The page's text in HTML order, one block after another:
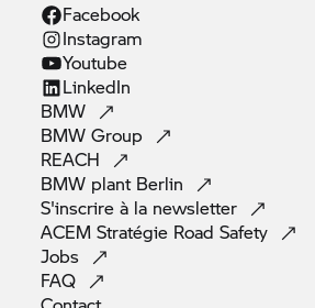
Facebook
Instagram
Youtube
LinkedIn
BMW
BMWGroup
REACH
BMW plant Berlin
S'inscrire à la newsletter
ACEM Stratégie RoadSafety
Jobs
FAQ